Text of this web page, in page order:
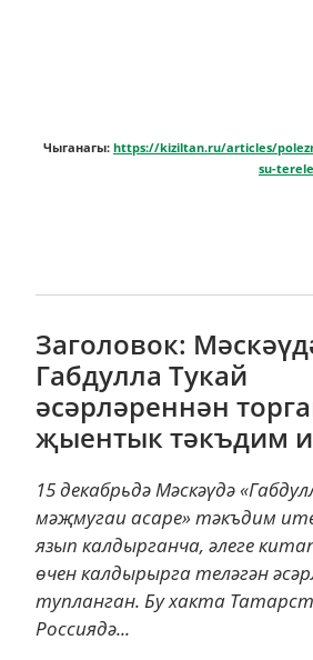
Чыганагы: https://kiziltan.ru/articles/
su-
Заголовок:
Габдулла Тукай
әсәрләреннән
җыентык тәкъдим
15 декабрьдә Мәскәүдә
мәҗмугаи асаре» тәкъдим
язып калдырганча, әлеге
өчен калдырырга теләгән
тупланган. Бу хакта
Россиядә...